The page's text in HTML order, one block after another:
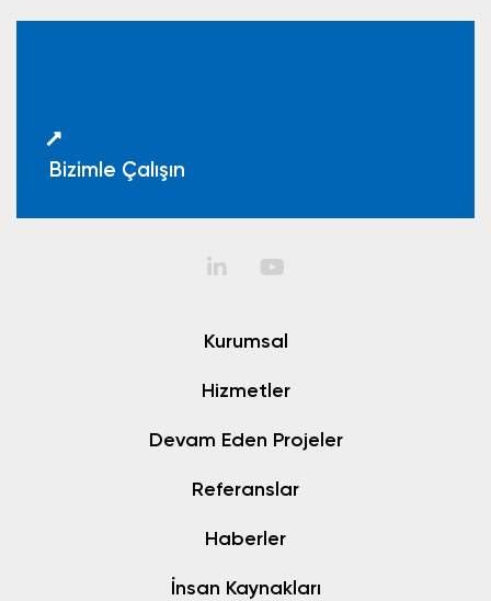
Bizimle Çalışın
Kurumsal
Hizmetler
Devam Eden Projeler
Referanslar
Haberler
İnsan Kaynakları